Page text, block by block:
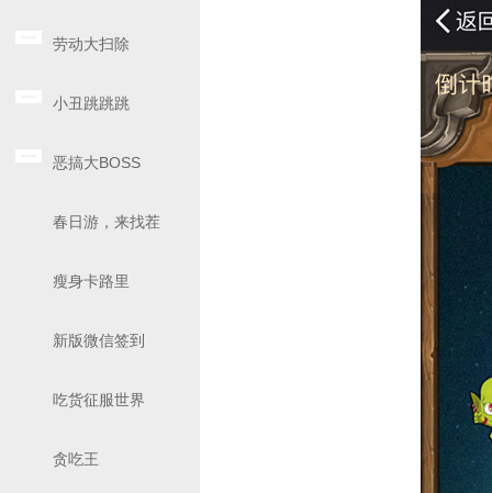
劳动大扫除
小丑跳跳跳
恶搞大BOSS
春日游，来找茬
瘦身卡路里
新版微信签到
吃货征服世界
贪吃王